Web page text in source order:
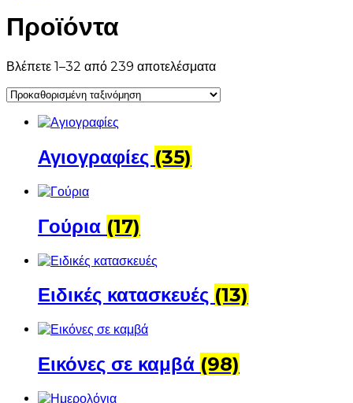
Προϊόντα
Βλέπετε 1–32 από 239 αποτελέσματα
Αγιογραφίες (35)
Γούρια (17)
Ειδικές κατασκευές (13)
Εικόνες σε καμβά (98)